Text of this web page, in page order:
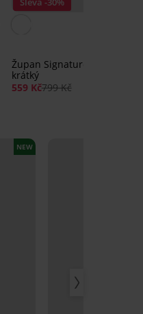
Župan Signature Liliana lace
krátký
559 Kč799 Kč
NEW